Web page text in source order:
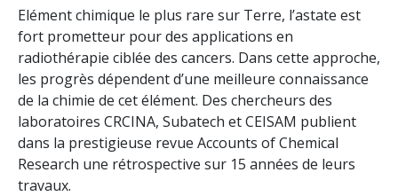
Elément chimique le plus rare sur Terre, l’astate est
fort prometteur pour des applications en
radiothérapie ciblée des cancers. Dans cette approche,
les progrès dépendent d’une meilleure connaissance
de la chimie de cet élément. Des chercheurs des
laboratoires CRCINA, Subatech et CEISAM publient
dans la prestigieuse revue Accounts of Chemical
Research une rétrospective sur 15 années de leurs
travaux.